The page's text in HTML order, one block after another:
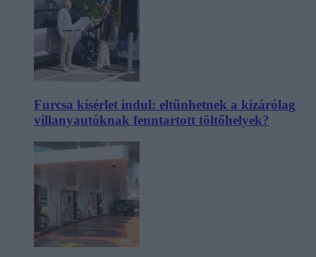
Furcsa kísérlet indul: eltűnhetnek a kizárólag
villanyautóknak fenntartott töltőhelyek?